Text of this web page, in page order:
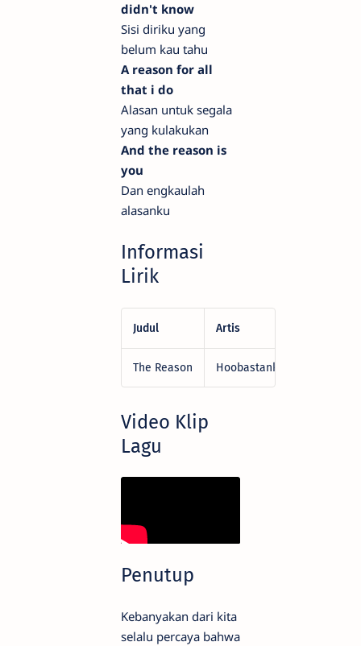
didn't know
Sisi diriku yang
belum kau tahu
A reason for all
that i do
Alasan untuk segala
yang kulakukan
And the reason is
you
Dan engkaulah
alasanku
Informasi
Lirik
Judul Artis
The Reason Hoobastank
Video Klip
Lagu
Penutup
Kebanyakan dari kita
selalu percaya bahwa